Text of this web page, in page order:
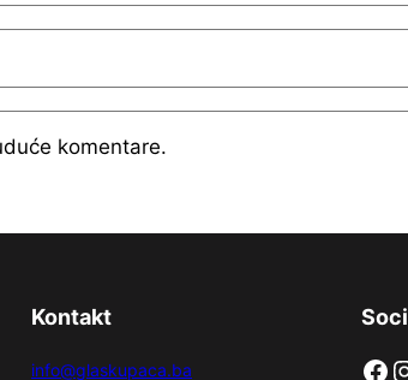
komentare.
Kontakt
info@glaskupaca.ba Facebook